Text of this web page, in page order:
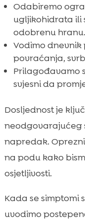
Odabiremo
ugljikohidrata ili
odobrenu hranu.
Vodimo dnevnik
povraćanja,
Prilagođavamo
svjesni da
Dosljednost je
neodgovarajućeg
napredak.
na podu kako
osjetljivosti.
Kada se simptomi
uvodimo